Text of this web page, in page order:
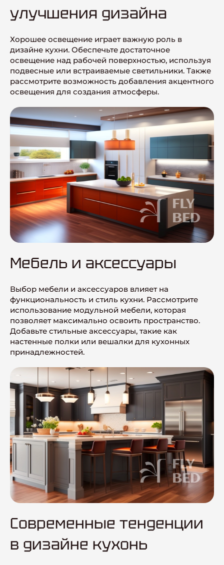
улучшения дизайна
Хорошее освещение играет важную роль в
дизайне кухни. Обеспечьте достаточное
освещение над рабочей поверхностью, используя
подвесные или встраиваемые светильники. Также
рассмотрите возможность добавления акцентного
освещения для создания атмосферы.
Мебель и аксессуары
Выбор мебели и аксессуаров влияет на
функциональность и стиль кухни. Рассмотрите
использование модульной мебели, которая
позволяет максимально освоить пространство.
Добавьте стильные аксессуары, такие как
настенные полки или вешалки для кухонных
принадлежностей.
Современные тенденции
в дизайне кухонь